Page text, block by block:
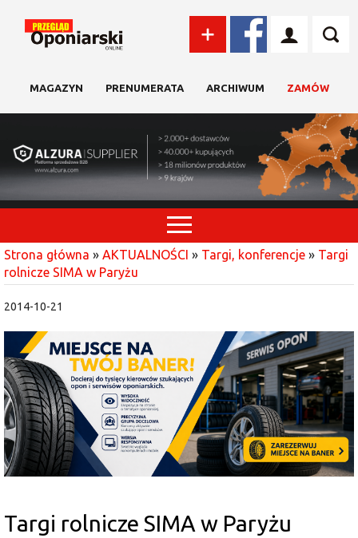
MAGAZYN PRENUMERATA ARCHIWUM ZAMÓW
Strona główna » AKTUALNOŚCI » Targi, konferencje » Targi
rolnicze SIMA w Paryżu
2014-10-21
Targi rolnicze SIMA w Paryżu